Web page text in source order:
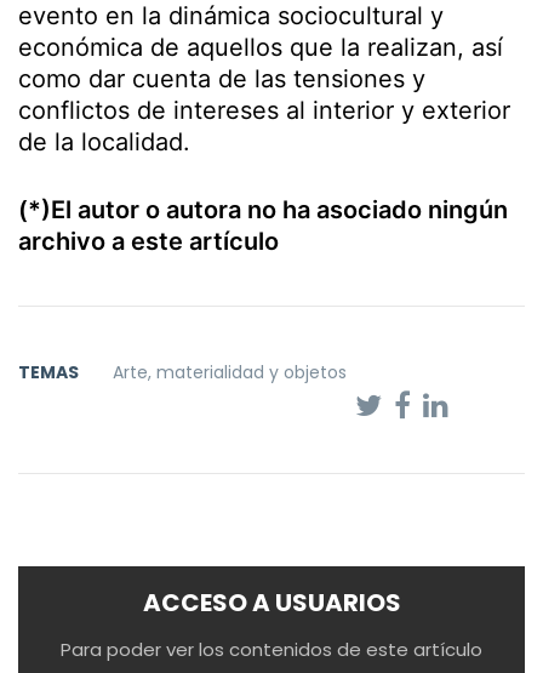
evento en la dinámica sociocultural y
económica de aquellos que la realizan, así
como dar cuenta de las tensiones y
conflictos de intereses al interior y exterior
de la localidad.
(*)El autor o autora no ha asociado ningún
archivo a este artículo
TEMAS Arte, materialidad y objetos
ACCESO A USUARIOS
Para poder ver los contenidos de este artículo